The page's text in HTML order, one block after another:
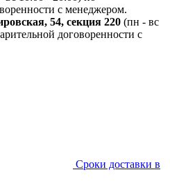
с менеджером.
54, секция 220 (пн - вс
договоренности с
Сроки доставки в